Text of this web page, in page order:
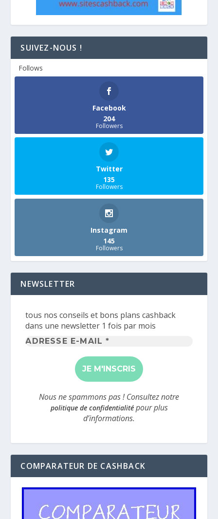
SUIVEZ-NOUS !
Follows
Facebook
204
Followers
Twitter
135
Followers
Instagram
145
Followers
NEWSLETTER
tous nos conseils et bons plans cashback
dans une newsletter 1 fois par mois
Adresse
mail
*
Nous ne spammons pas ! Consultez notre
politique de confidentialitépour plus
d’informations.
COMPARATEUR DE CASHBACK